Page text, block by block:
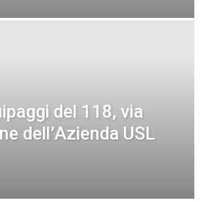
del 118, via
dell’Azienda USL